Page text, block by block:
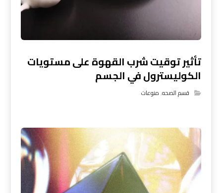
تأثير توقيت شرب القهوة على مستويات
الكوليسترول في الجسم
قسم الصحه,منوعات